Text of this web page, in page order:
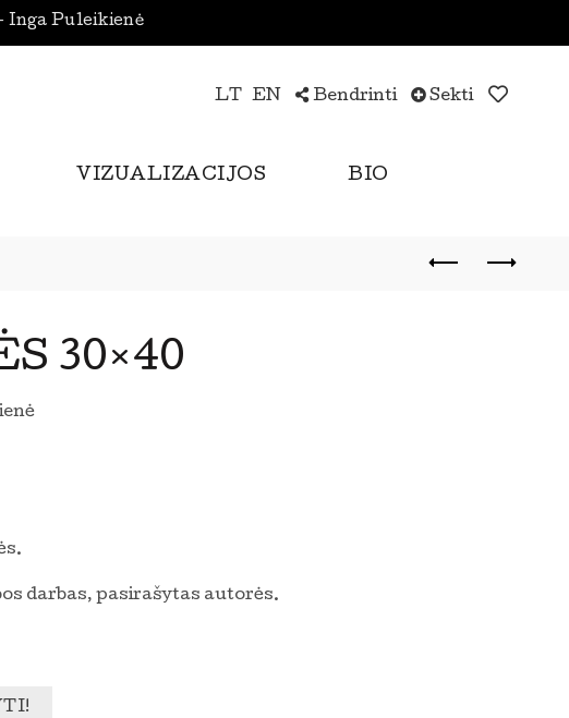
Inga Puleikienė
LT EN Bendrinti Sekti
VIZUALIZACIJOS BIO
30×40
darbas, pasirašytas autorės.